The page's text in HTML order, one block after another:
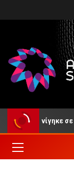
πνίγηκε σε